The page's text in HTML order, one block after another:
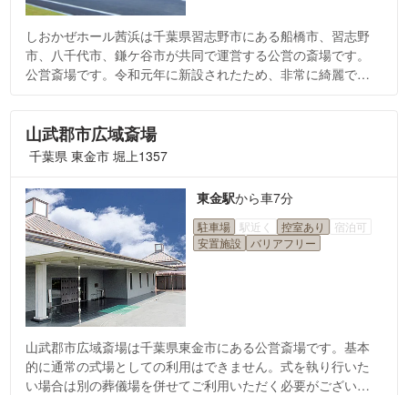
しおかぜホール茜浜は千葉県習志野市にある船橋市、習志野
市、八千代市、鎌ケ谷市が共同で運営する公営の斎場です。
公営斎場です。令和元年に新設されたため、非常に綺麗で開
えます。
山武郡市広域斎場
千葉県 東金市 堀上1357
東金駅から車7分
駐車場 駅近く 控室あり
宿泊可
安置施設
バリアフリー
山武郡市広域斎場は千葉県東金市にある公営斎場です。基本
的に通常の式場としての利用はできません。式を執り行いた
い場合は別の葬儀場を併せてご利用いただく必要がございま